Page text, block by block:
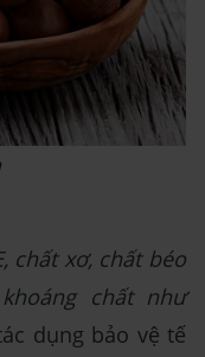
chất xơ, chất béo
chất như
dụng bảo vệ tế